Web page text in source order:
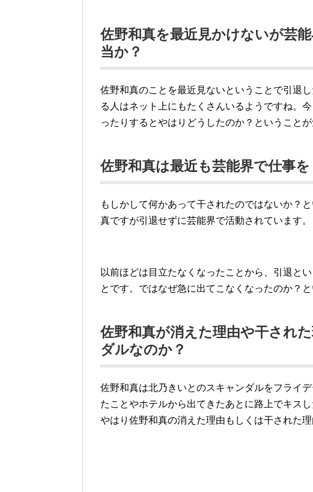
佐野和真を最近見かけないが芸
当か？
佐野和真のことを最近見ないということで引退
る人はネット上にもたくさんいるようですね。
ったりするとやはりどうしたのか？ということが
佐野和真は最近も芸能界で仕事
もしかして何かあって干されたのではないか？
真ですが引退せずに芸能界で活動されています。
以前ほどは目立たなくなったことから、引退と
とです。ではなぜ急に出てこなくなったのか？
佐野和真が消えた理由や干され
ダルなのか？
佐野和真は北乃きいとのスキャンダルをフライ
たことやホテルから出てきたあとに路上でキス
やはり佐野和真の消えた理由もしくは干された